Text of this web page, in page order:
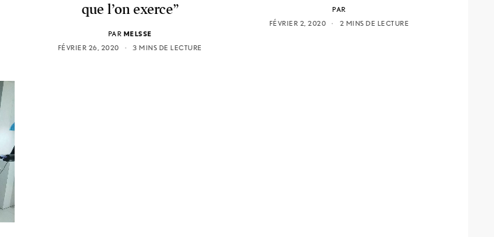
que l’on exerce”
PAR MELSSE
FÉVRIER 26, 2020
3 MINS DE LECTURE
PAR
FÉVRIER 2, 2020
2 MINS DE LECTURE